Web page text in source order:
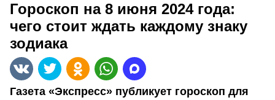
Гороскоп на 8 июня 2024 года:
чего стоит ждать каждому знаку
зодиака
Газета «Экспресс» публикует гороскоп для